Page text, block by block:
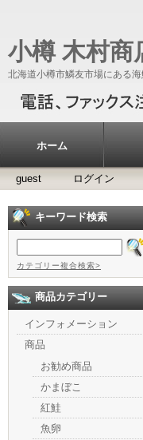
小樽 木村
北海道小樽市鱗友市場にある
ホーム
guest ログイン
キーワード検索
カテゴリー複合検索>
商品カテゴリー
インフォメーション
商品
お勧め商品
かまぼこ
紅鮭
魚卵